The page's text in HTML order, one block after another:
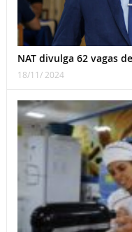
NAT divulga 62 vagas
18/11/ 2024